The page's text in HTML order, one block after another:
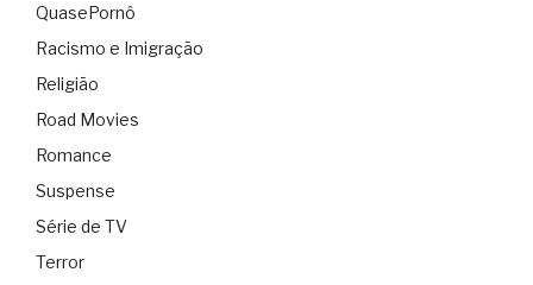
QuasePornô
Racismo e Imigração
Religião
Road Movies
Romance
Suspense
Série de TV
Terror